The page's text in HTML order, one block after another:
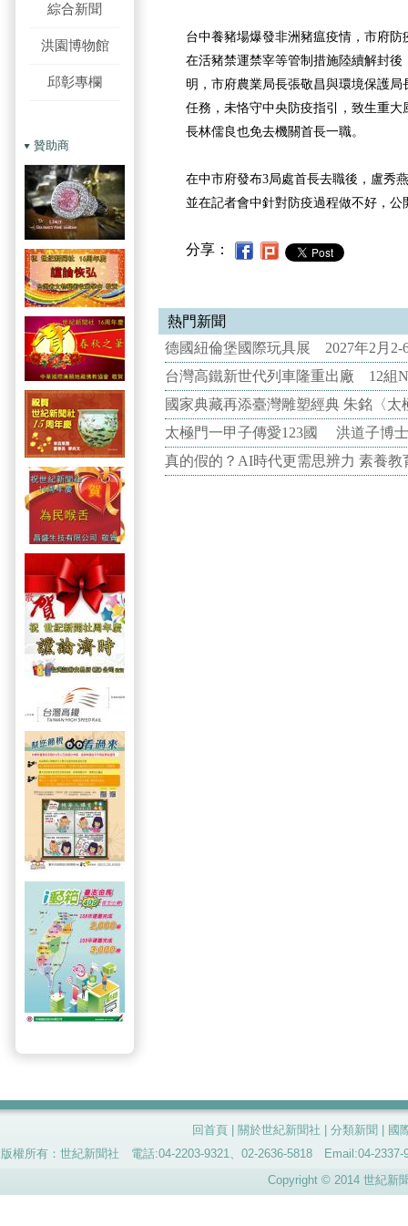
綜合新聞
洪園博物館
邱彰專欄
贊助商
台中養豬場爆發非洲豬瘟疫情，市府
在活豬禁運禁宰等管制措施陸續解封
明，市府農業局長張敬昌與環境保護
任務，未恪守中央防疫指引，致生重
長林儒良也免去機關首長一職。
在中市府發布3局處首長去職後，盧秀
並在記者會中針對防疫過程做不好，
分享：
熱門新聞
德國紐倫堡國際玩具展 2027年2月2-
台灣高鐵新世代列車隆重出廠 12組
國家典藏再添臺灣雕塑經典 朱銘〈
太極門一甲子傳愛123國 洪道子博
真的假的？AI時代更需思辨力 素養
回首頁 關於世紀新聞社 分類新聞
國
版權所有：世紀新聞社 電話:04-2203-9321、02-2636-5818 Email:04-
Copyright © 2014 世紀新